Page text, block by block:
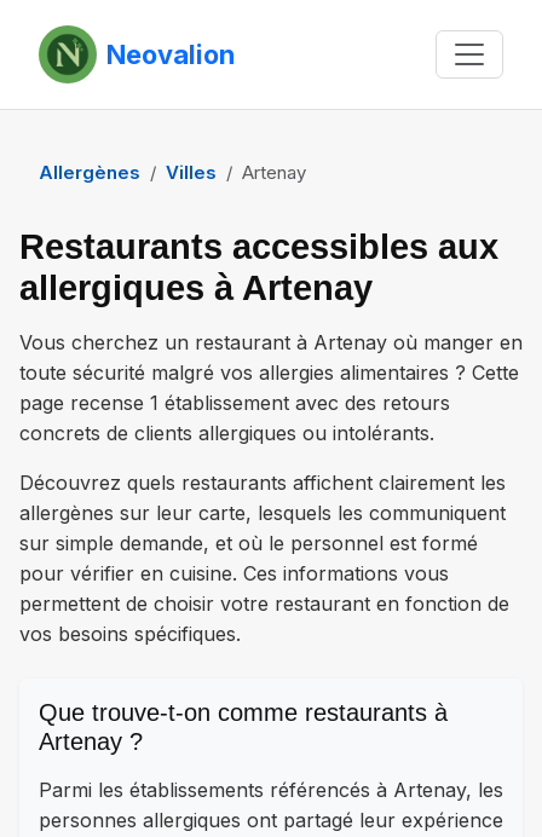
Neovalion
Allergènes Villes Artenay
Restaurants accessibles aux
allergiques à Artenay
Vous cherchez un restaurant à Artenay où manger en
toute sécurité malgré vos allergies alimentaires ? Cette
page recense 1 établissement avec des retours
concrets de clients allergiques ou intolérants.
Découvrez quels restaurants affichent clairement les
allergènes sur leur carte, lesquels les communiquent
sur simple demande, et où le personnel est formé
pour vérifier en cuisine. Ces informations vous
permettent de choisir votre restaurant en fonction de
vos besoins spécifiques.
Que trouve-t-on comme restaurants à
Artenay ?
Parmi les établissements référencés à Artenay, les
personnes allergiques ont partagé leur expérience